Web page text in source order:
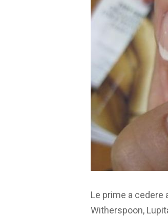
Le prime a cedere
Witherspoon,